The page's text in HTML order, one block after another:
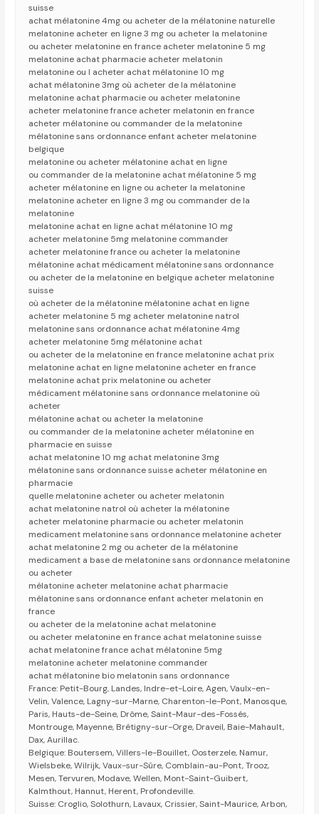
suisse
achat mélatonine 4mg ou acheter de la mélatonine naturelle
melatonine acheter en ligne 3 mg ou acheter la melatonine
ou acheter melatonine en france acheter melatonine 5 mg
melatonine achat pharmacie acheter melatonin
melatonine ou l acheter achat mélatonine 10 mg
achat mélatonine 3mg où acheter de la mélatonine
melatonine achat pharmacie ou acheter melatonine
acheter melatonine france acheter melatonin en france
acheter mélatonine ou commander de la melatonine
mélatonine sans ordonnance enfant acheter melatonine
belgique
melatonine ou acheter mélatonine achat en ligne
ou commander de la melatonine achat mélatonine 5 mg
acheter mélatonine en ligne ou acheter la melatonine
melatonine acheter en ligne 3 mg ou commander de la
melatonine
melatonine achat en ligne achat mélatonine 10 mg
acheter melatonine 5mg melatonine commander
acheter melatonine france ou acheter la melatonine
mélatonine achat médicament mélatonine sans ordonnance
ou acheter de la melatonine en belgique acheter melatonine
suisse
où acheter de la mélatonine mélatonine achat en ligne
acheter melatonine 5 mg acheter melatonine natrol
melatonine sans ordonnance achat mélatonine 4mg
acheter melatonine 5mg mélatonine achat
ou acheter de la melatonine en france melatonine achat prix
melatonine achat en ligne melatonine acheter en france
melatonine achat prix melatonine ou acheter
médicament mélatonine sans ordonnance melatonine où
acheter
mélatonine achat ou acheter la melatonine
ou commander de la melatonine acheter mélatonine en
pharmacie en suisse
achat melatonine 10 mg achat melatonine 3mg
mélatonine sans ordonnance suisse acheter mélatonine en
pharmacie
quelle melatonine acheter ou acheter melatonin
achat melatonine natrol où acheter la mélatonine
acheter melatonine pharmacie ou acheter melatonin
medicament melatonine sans ordonnance melatonine acheter
achat melatonine 2 mg ou acheter de la mélatonine
medicament a base de melatonine sans ordonnance melatonine
ou acheter
mélatonine acheter melatonine achat pharmacie
mélatonine sans ordonnance enfant acheter melatonin en
france
ou acheter de la melatonine achat melatonine
ou acheter melatonine en france achat melatonine suisse
achat melatonine france achat mélatonine 5mg
melatonine acheter melatonine commander
achat mélatonine bio melatonin sans ordonnance
France: Petit-Bourg, Landes, Indre-et-Loire, Agen, Vaulx-en-
Velin, Valence, Lagny-sur-Marne, Charenton-le-Pont, Manosque,
Paris, Hauts-de-Seine, Drôme, Saint-Maur-des-Fossés,
Montrouge, Mayenne, Brétigny-sur-Orge, Draveil, Baie-Mahault,
Dax, Aurillac.
Belgique: Boutersem, Villers-le-Bouillet, Oosterzele, Namur,
Wielsbeke, Wilrijk, Vaux-sur-Sûre, Comblain-au-Pont, Trooz,
Mesen, Tervuren, Modave, Wellen, Mont-Saint-Guibert,
Kalmthout, Hannut, Herent, Profondeville.
Suisse: Croglio, Solothurn, Lavaux, Crissier, Saint-Maurice, Arbon,